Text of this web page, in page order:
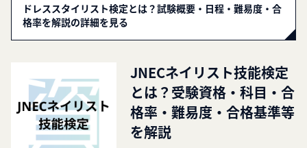
ドレススタイリスト検定とは？試験概要・日程・難易度・合
格率を解説の詳細を見る
JNECネイリスト技能検定
とは？受験資格・科目・合
格率・難易度・合格基準等
を解説